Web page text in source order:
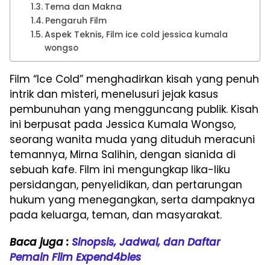
Tema dan Makna
Pengaruh Film
Aspek Teknis, Film ice cold jessica kumala
wongso
Film “Ice Cold” menghadirkan kisah yang penuh
intrik dan misteri, menelusuri jejak kasus
pembunuhan yang mengguncang publik. Kisah
ini berpusat pada Jessica Kumala Wongso,
seorang wanita muda yang dituduh meracuni
temannya, Mirna Salihin, dengan sianida di
sebuah kafe. Film ini mengungkap lika-liku
persidangan, penyelidikan, dan pertarungan
hukum yang menegangkan, serta dampaknya
pada keluarga, teman, dan masyarakat.
Baca juga : Sinopsis, Jadwal, dan Daftar
Pemain Film Expend4bles